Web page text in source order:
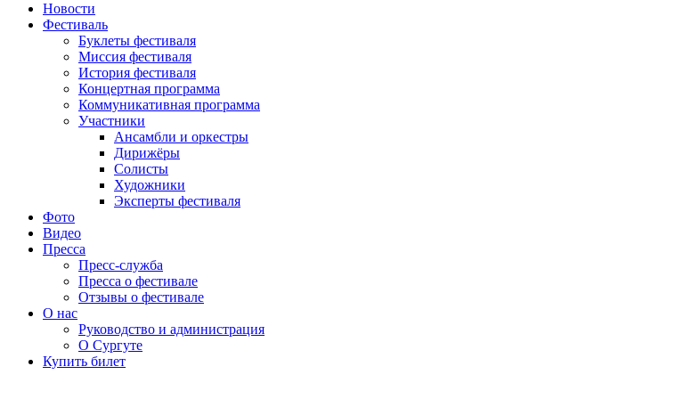
Новости
Фестиваль
Буклеты фестиваля
Миссия фестиваля
История фестиваля
Концертная программа
Коммуникативная программа
Участники
Ансамбли и оркестры
Дирижёры
Солисты
Художники
Эксперты фестиваля
Фото
Видео
Пресса
Пресс-служба
Пресса о фестивале
Отзывы о фестивале
О нас
Руководство и администрация
О Сургуте
Купить билет